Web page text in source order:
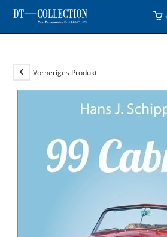
Zum
Inhalt
springen
Vorheriges Produkt